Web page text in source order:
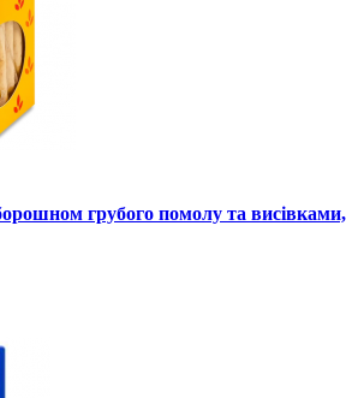
борошном грубого помолу та висівками,